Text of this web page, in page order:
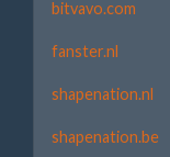
bitvavo.com
fanster.nl
shapenation.nl
shapenation.be